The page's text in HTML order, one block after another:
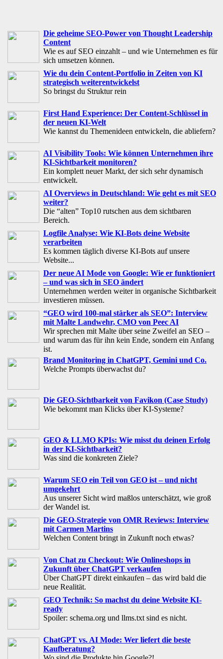
Die geheime SEO-Power von Thought Leadership
Content
Wie es auf SEO einzahlt – und wie Unternehmen es für
sich umsetzen können.
Wie du dein Content-Portfolio in Zeiten von KI
strategisch weiterentwickelst
So bringst du Struktur rein
First Hand Experience: Der Content-Schlüssel in
der neuen KI-Welt
Wie kannst du Themenideen entwickeln, die abliefern?
AI Visibility Tools: Wie können Unternehmen ihre
KI-Sichtbarkeit monitoren?
Ein komplett neuer Markt, der sich sehr dynamisch
entwickelt.
AI Overviews in Deutschland: Wie geht es mit SEO
weiter?
Die “alten” Top10 rutschen aus dem sichtbaren
Bereich.
Logfile Analyse: Wie KI-Bots deine Website
verarbeiten
Es kommen täglich diverse KI-Bots auf unsere
Website...
Der neue AI Mode von Google: Wie er funktioniert
– und was sich in SEO ändert
Unternehmen werden weiter in organische Sichtbarkeit
investieren müssen.
“GEO wird 100-mal stärker als SEO”: Interview
mit Malte Landwehr, CMO von Peec AI
Wir sprechen mit Malte über seine Zweifel an SEO –
und warum das für ihn kein Ende, sondern ein Anfang
ist.
Brand Monitoring in ChatGPT, Gemini und Co.
Welche Prompts überwachst du?
Die GEO-Sichtbarkeit von Favikon (Case Study)
Wie bekommt man Klicks über KI-Systeme?
GEO & LLMO KPIs: Wie misst du deinen Erfolg
in der KI-Sichtbarkeit?
Was sind die konkreten Ziele?
Warum SEO ein Teil von GEO ist – und nicht
umgekehrt
Aus unserer Sicht wird maßlos unterschätzt, wie groß
der Wandel ist.
Die GEO-Strategie von OMR Reviews: Interview
mit Carmen Martins
Welchen Content bringt in Zukunft noch etwas?
Von Chat zu Checkout: Wie Onlineshops in
Zukunft über ChatGPT verkaufen
Über ChatGPT direkt einkaufen – das wird bald die
neue Realität.
GEO Technik: So machst du deine Website KI-
ready
Spoiler: schema.org und llms.txt sind es nicht.
ChatGPT vs. AI Mode: Wer liefert die beste
Kaufberatung?